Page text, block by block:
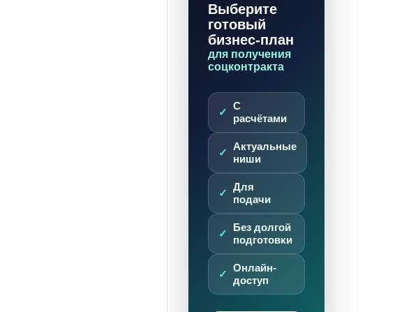
Выберите
готовый
бизнес-план
для получения
соцконтракта
С
расчётами
Актуальные
ниши
Для
подачи
Без долгой
подготовки
Онлайн-
доступ